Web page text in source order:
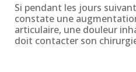
Si pendant les jours
constate une
articulaire, une douleur
doit contacter son